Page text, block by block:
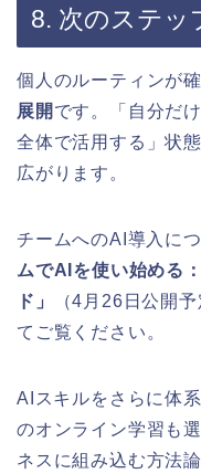
8. 次のステッ
個人のルーティンが
展開 です。「自分だ
全体で活用する」状
広がります。
チームへのAI導入に
ムでAIを使い始める
ド」
（4月26日公開
てご覧ください。
AIスキルをさらに体
のオンライン学習も
ネスに組み込む方法